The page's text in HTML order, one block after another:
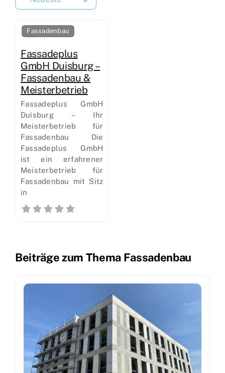
Fassadenbau
Fassadeplus
GmbH Duisburg –
Fassadenbau &
Meisterbetrieb
Fassadeplus GmbH
Duisburg – Ihr
Meisterbetrieb für
Fassadenbau Die
Fassadeplus GmbH
ist ein erfahrener
Meisterbetrieb für
Fassadenbau mit Sitz
in
Beiträge zum Thema Fassadenbau